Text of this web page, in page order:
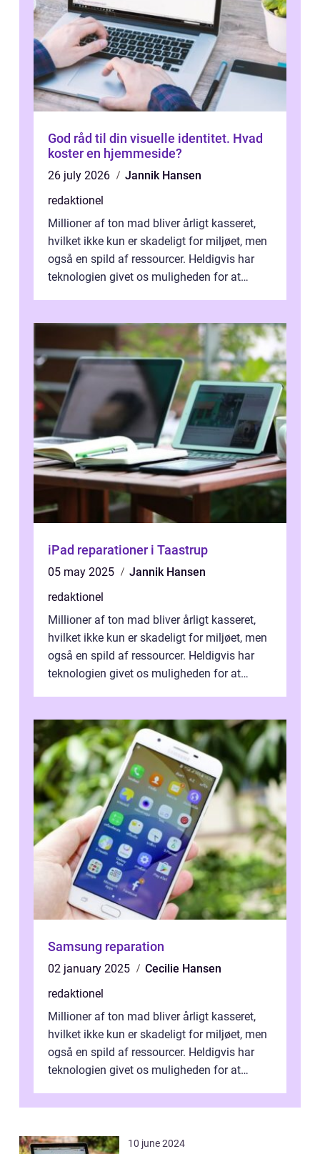
God råd til din visuelle identitet. Hvad
koster en hjemmeside?
26 july 2026
Jannik Hansen
redaktionel
Millioner af ton mad bliver årligt kasseret,
hvilket ikke kun er skadeligt for miljøet, men
også en spild af ressourcer. Heldigvis har
teknologien givet os muligheden for at
iPad reparationer i Taastrup
05 may 2025
Jannik Hansen
redaktionel
Millioner af ton mad bliver årligt kasseret,
hvilket ikke kun er skadeligt for miljøet, men
også en spild af ressourcer. Heldigvis har
teknologien givet os muligheden for at
Samsung reparation
02 january 2025
Cecilie Hansen
redaktionel
Millioner af ton mad bliver årligt kasseret,
hvilket ikke kun er skadeligt for miljøet, men
også en spild af ressourcer. Heldigvis har
teknologien givet os muligheden for at
10 june 2024